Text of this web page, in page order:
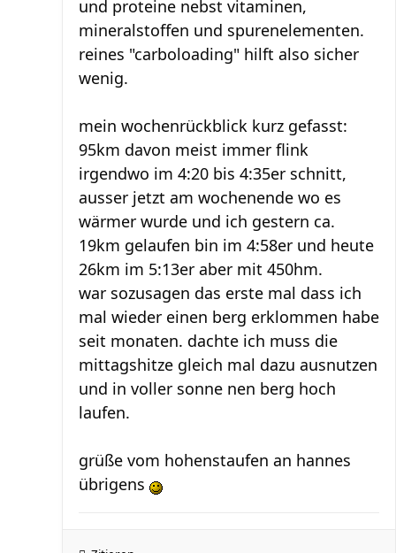
und proteine nebst vitaminen,
mineralstoffen und spurenelementen.
reines "carboloading" hilft also sicher
wenig.
mein wochenrückblick kurz gefasst:
95km davon meist immer flink
irgendwo im 4:20 bis 4:35er schnitt,
ausser jetzt am wochenende wo es
wärmer wurde und ich gestern ca.
19km gelaufen bin im 4:58er und heute
26km im 5:13er aber mit 450hm.
war sozusagen das erste mal dass ich
mal wieder einen berg erklommen habe
seit monaten. dachte ich muss die
mittagshitze gleich mal dazu ausnutzen
und in voller sonne nen berg hoch
laufen.
grüße vom hohenstaufen an hannes
übrigens